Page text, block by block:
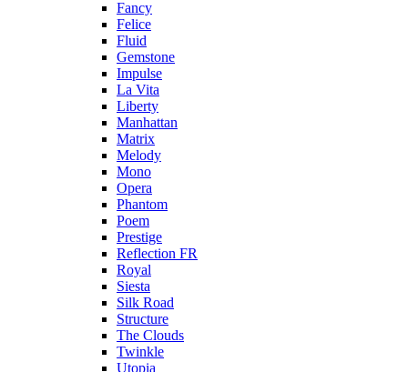
Fancy
Felice
Fluid
Gemstone
Impulse
La Vita
Liberty
Manhattan
Matrix
Melody
Mono
Opera
Phantom
Poem
Prestige
Reflection FR
Royal
Siesta
Silk Road
Structure
The Clouds
Twinkle
Utopia